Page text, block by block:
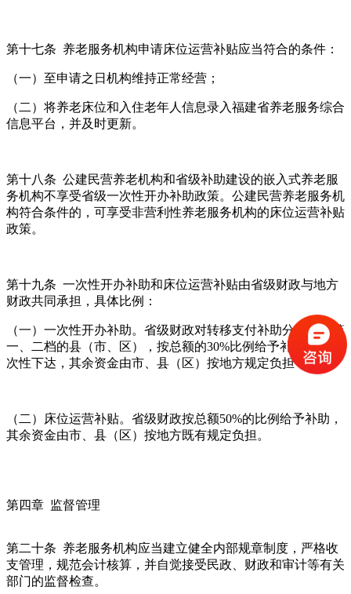
第十七条 养老服务机构申请床位运营补贴应当符合的条件：
（一）至申请之日机构维持正常经营；
（二）将养老床位和入住老年人信息录入福建省养老服务综合
信息平台，并及时更新。
第十八条 公建民营养老机构和省级补助建设的嵌入式养老服
务机构不享受省级一次性开办补助政策。公建民营养老服务机
构符合条件的，可享受非营利性养老服务机构的床位运营补贴
政策。
第十九条 一次性开办补助和床位运营补贴由省级财政与地方
财政共同承担，具体比例：
（一）一次性开办补助。省级财政对转移支付补助分档属于第
一、二档的县（市、区），按总额的30%比例给予补助，并一
次性下达，其余资金由市、县（区）按地方规定负担；
（二）床位运营补贴。省级财政按总额50%的比例给予补助，
其余资金由市、县（区）按地方既有规定负担。
第四章 监督管理
第二十条 养老服务机构应当建立健全内部规章制度，严格收
支管理，规范会计核算，并自觉接受民政、财政和审计等有关
部门的监督检查。